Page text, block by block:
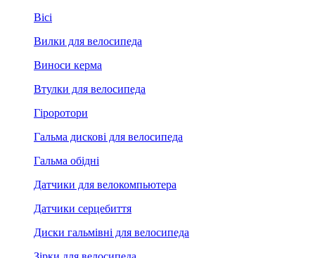
Вісі
Вилки для велосипеда
Виноси керма
Втулки для велосипеда
Гіроротори
Гальма дискові для велосипеда
Гальма обідні
Датчики для велокомпьютера
Датчики серцебиття
Диски гальмівні для велосипеда